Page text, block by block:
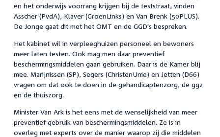
en het onderwijs voorrang krijgen bij de teststraat, vinden
Asscher (PvdA), Klaver (GroenLinks) en Van Brenk (50PLUS).
De Jonge gaat dit met het OMT en de GGD's bespreken.
Het kabinet wil in verpleeghuizen personeel en bewoners
meer laten testen. Ook mag men daar preventief
beschermingsmiddelen gaan gebruiken. Daar is de Kamer blij
mee. Marijnissen (SP), Segers (ChristenUnie) en Jetten (D66)
vragen om dat ook te doen in de gehandicaptenzorg, de ggz
en de thuiszorg.
Minister Van Ark is het eens met de wenselijkheid van meer
preventief gebruik van beschermingsmiddelen. Ze is in
overleg met experts over de manier waarop zij die middelen